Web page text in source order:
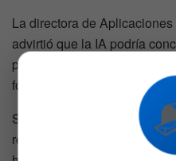
La directora de
advirtió que la IA podría
pocas manos si sus
forma más amplia.
Sus declaraciones
realizadas por
Dario Amodei